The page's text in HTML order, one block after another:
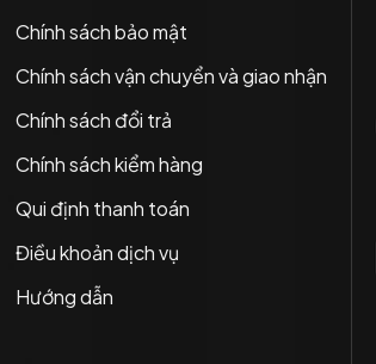
Chính sách bảo mật
Chính sách vận chuyển và giao nhận
Chính sách đổi trả
Chính sách kiểm hàng
Qui định thanh toán
Điều khoản dịch vụ
Hướng dẫn